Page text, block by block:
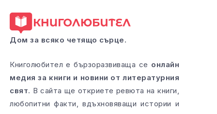
Дом за всяко четящо сърце.
Книголюбител е бързоразвиваща се онлайн
медия за книги и новини от литературния
свят. В сайта ще откриете ревюта на книги,
любопитни факти, вдъхновяващи истории и